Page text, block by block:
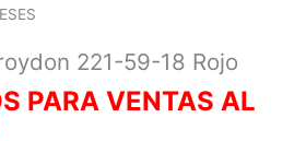
221-59-18 Rojo
PARA VENTAS AL